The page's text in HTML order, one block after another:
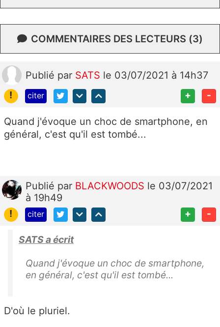
COMMENTAIRES DES LECTEURS (3)
Publié par SATS le 03/07/2021 à 14h37
!
citer + -
Quand j'évoque un choc de smartphone, en
général, c'est qu'il est tombé...
Publié par BLACKWOODS le 03/07/2021
à 19h49
!
citer + -
SATS a écrit
Quand j'évoque un choc de smartphone,
en général, c'est qu'il est tombé...
D'où le pluriel.